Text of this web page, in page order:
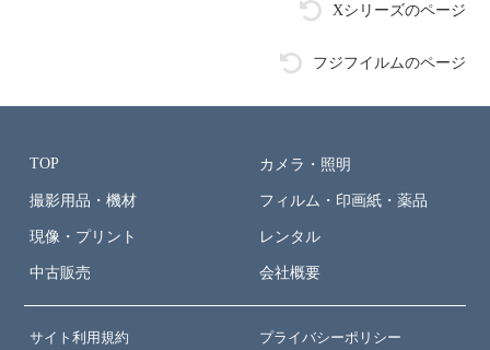
Xシリーズのページ
フジフイルムのページ
TOP カメラ・照明
撮影用品・機材 フィルム・印画紙・薬品
現像・プリント レンタル
中古販売 会社概要
サイト利用規約
プライバシーポリシー